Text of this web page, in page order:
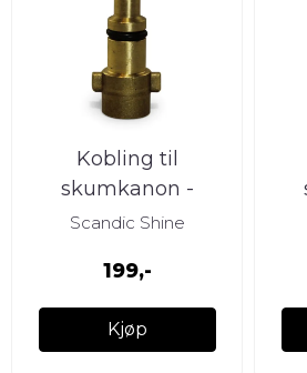
Kobling til
skumkanon -
Nilfisk/Alto
Scandic Shine
199,-
Kjøp